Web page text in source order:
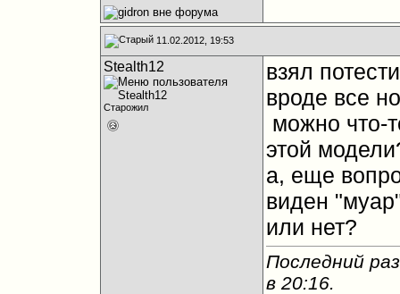
11.02.2012, 19:53
Stealth12
Старожил
взял
вроде все
можно что-
этой
а, еще
виден
или нет?
Последний
в 20:16.